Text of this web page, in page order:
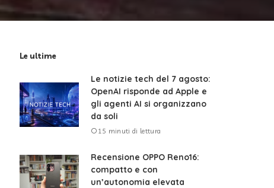
Le ultime
Le notizie tech del 7 agosto:
OpenAI risponde ad Apple e
gli agenti AI si organizzano
da soli
15 minuti di lettura
Recensione OPPO Reno16:
compatto e con
un’autonomia elevata